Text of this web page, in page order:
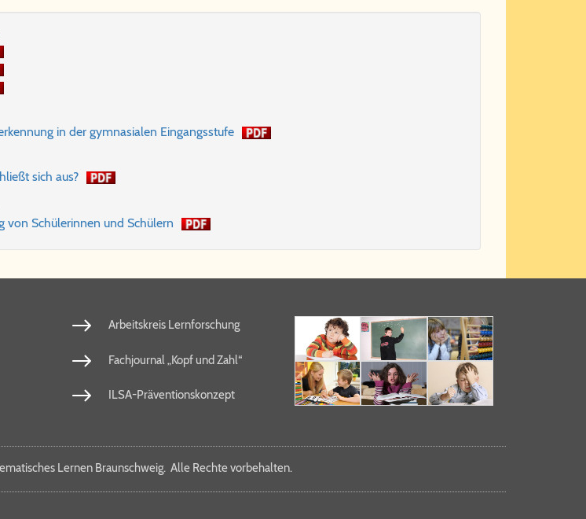
in der gym­na­si­a­len Ein­gangs­stu­fe
sich aus?
von Schü­ler­in­nen und Schü­lern
Arbeitskreis Lernforschung
Fachjournal „Kopf und Zahl“
ILSA-Präventionskonzept
Ler­nen Braun­schweig. Al­le Rech­te vor­be­hal­ten.